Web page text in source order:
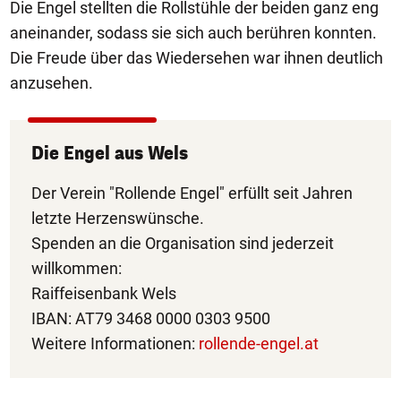
Die Engel stellten die Rollstühle der beiden ganz eng
aneinander, sodass sie sich auch berühren konnten.
Die Freude über das Wiedersehen war ihnen deutlich
anzusehen.
Die Engel aus Wels
Der Verein "Rollende Engel" erfüllt seit Jahren
letzte Herzenswünsche.
Spenden an die Organisation sind jederzeit
willkommen:
Raiffeisenbank Wels
IBAN: AT79 3468 0000 0303 9500
Weitere Informationen: rollende-engel.at